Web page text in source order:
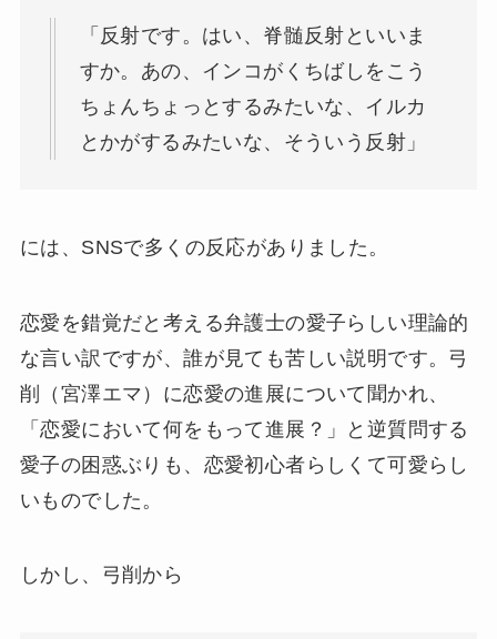
「反射です。はい、脊髄反射といいま
すか。あの、インコがくちばしをこう
ちょんちょっとするみたいな、イルカ
とかがするみたいな、そういう反射」
には、SNSで多くの反応がありました。
恋愛を錯覚だと考える弁護士の愛子らしい理論的
な言い訳ですが、誰が見ても苦しい説明です。弓
削（宮澤エマ）に恋愛の進展について聞かれ、
「恋愛において何をもって進展？」と逆質問する
愛子の困惑ぶりも、恋愛初心者らしくて可愛らし
いものでした。
しかし、弓削から